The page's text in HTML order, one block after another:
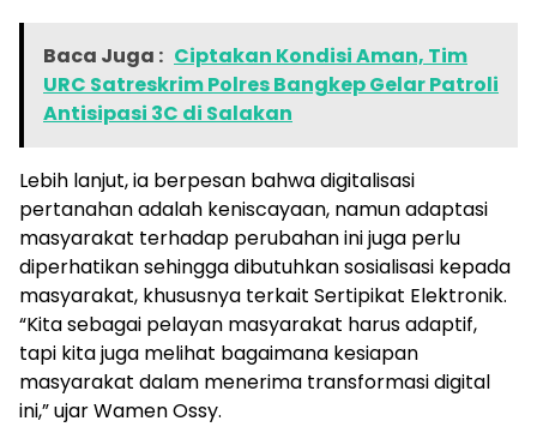
Baca Juga : Ciptakan Kondisi Aman, Tim
URC Satreskrim Polres Bangkep Gelar Patroli
Antisipasi 3C di Salakan
Lebih lanjut, ia berpesan bahwa digitalisasi
pertanahan adalah keniscayaan, namun adaptasi
masyarakat terhadap perubahan ini juga perlu
diperhatikan sehingga dibutuhkan sosialisasi kepada
masyarakat, khususnya terkait Sertipikat Elektronik.
“Kita sebagai pelayan masyarakat harus adaptif,
tapi kita juga melihat bagaimana kesiapan
masyarakat dalam menerima transformasi digital
ini,” ujar Wamen Ossy.